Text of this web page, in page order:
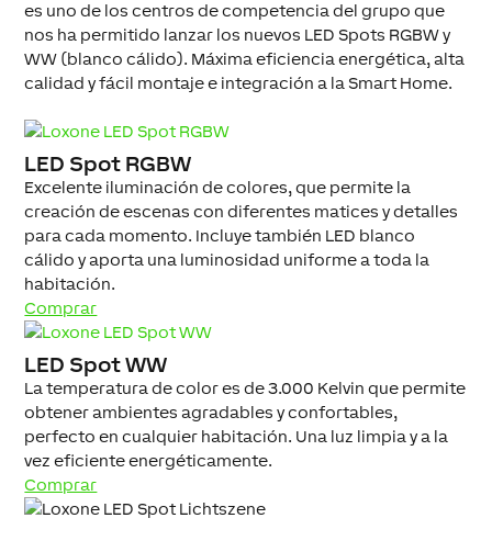
es uno de los centros de competencia del grupo que
nos ha permitido lanzar los nuevos LED Spots RGBW y
WW (blanco cálido). Máxima eficiencia energética, alta
calidad y fácil montaje e integración a la Smart Home.
LED Spot RGBW
Excelente iluminación de colores, que permite la
creación de escenas con diferentes matices y detalles
para cada momento. Incluye también LED blanco
cálido y aporta una luminosidad uniforme a toda la
habitación.
Comprar
LED Spot WW
La temperatura de color es de 3.000 Kelvin que permite
obtener ambientes agradables y confortables,
perfecto en cualquier habitación. Una luz limpia y a la
vez eficiente energéticamente.
Comprar